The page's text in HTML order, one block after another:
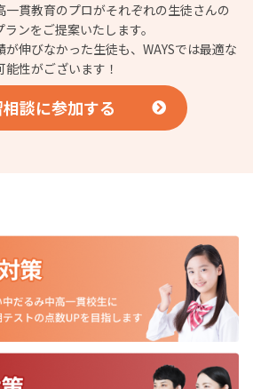
一貫教育のプロがそれぞれの生徒さんの
ンをご提案いたします。
伸びなかった生徒も、WAYSでは最適な
性がございます！
談に参加する